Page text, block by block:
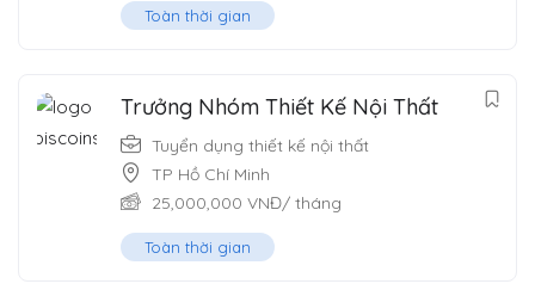
Toàn thời gian
Trưởng Nhóm Thiết Kế Nội Thất
Tuyển dụng thiết kế nội thất
TP Hồ Chí Minh
25,000,000 VNĐ/ tháng
Toàn thời gian